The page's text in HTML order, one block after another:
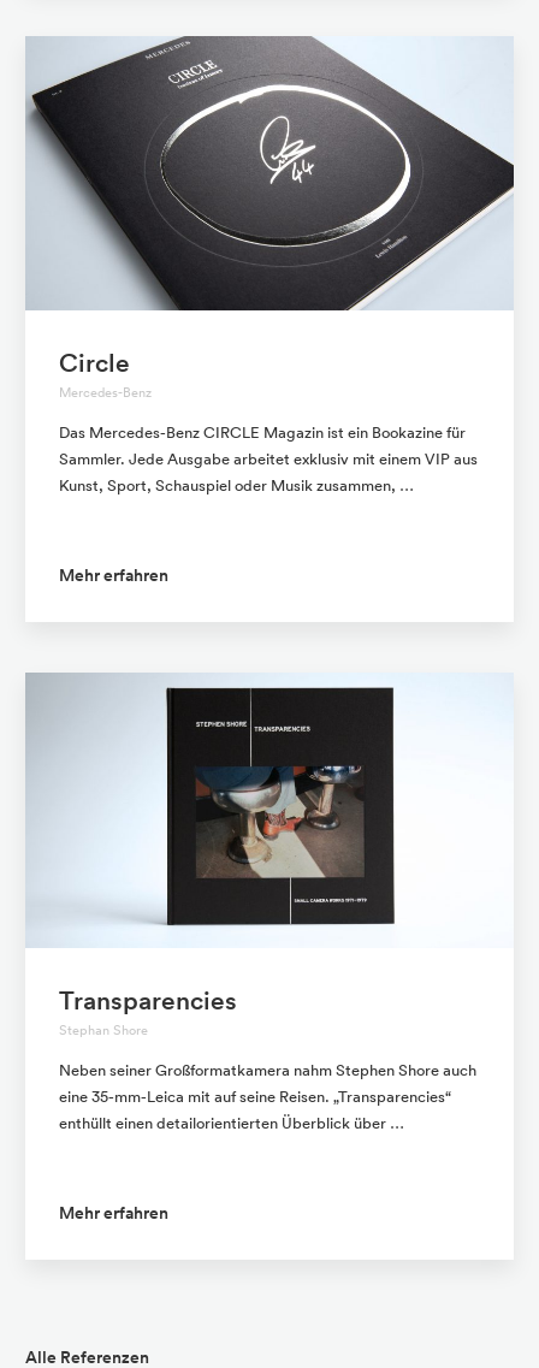
Circle
Mercedes-Benz
Das Mercedes-Benz CIRCLE Magazin ist ein Bookazine für
Sammler. Jede Ausgabe arbeitet exklusiv mit einem VIP aus
Kunst, Sport, Schauspiel oder Musik zusammen, …
Mehr erfahren
Transparencies
Stephan Shore
Neben seiner Großformatkamera nahm Stephen Shore auch
eine 35-mm-Leica mit auf seine Reisen. „Transparencies“
enthüllt einen detailorientierten Überblick über …
Mehr erfahren
Alle Referenzen